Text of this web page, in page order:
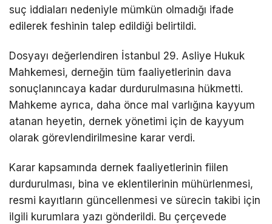
suç iddiaları nedeniyle mümkün olmadığı ifade
edilerek feshinin talep edildiği belirtildi.
Dosyayı değerlendiren İstanbul 29. Asliye Hukuk
Mahkemesi, derneğin tüm faaliyetlerinin dava
sonuçlanıncaya kadar durdurulmasına hükmetti.
Mahkeme ayrıca, daha önce mal varlığına kayyum
atanan heyetin, dernek yönetimi için de kayyum
olarak görevlendirilmesine karar verdi.
Karar kapsamında dernek faaliyetlerinin fiilen
durdurulması, bina ve eklentilerinin mühürlenmesi,
resmi kayıtların güncellenmesi ve sürecin takibi için
ilgili kurumlara yazı gönderildi. Bu çerçevede